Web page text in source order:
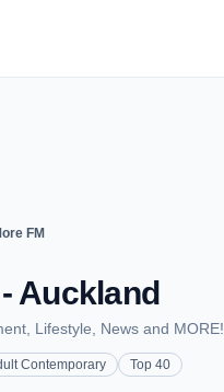
FM
Auckland
Lifestyle, News and MORE!
Contemporary Top 40